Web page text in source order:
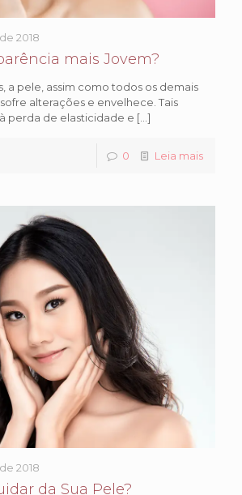
2018
mais Jovem?
a pele, assim como todos os demais
alterações e envelhece. Tais
perda de elasticidade e […]
0 Leia mais
2018
da Sua Pele?